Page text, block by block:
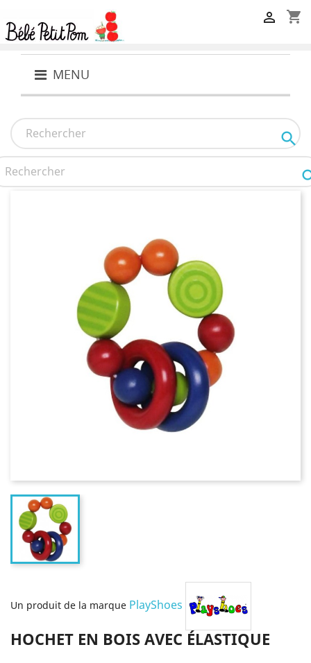
shopping_cart

MENU

Un produit de la marque PlayShoes
HOCHET EN BOIS AVEC ÉLASTIQUE